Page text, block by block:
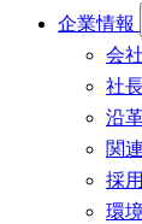
企業情報
会
社
沿
関
採
環